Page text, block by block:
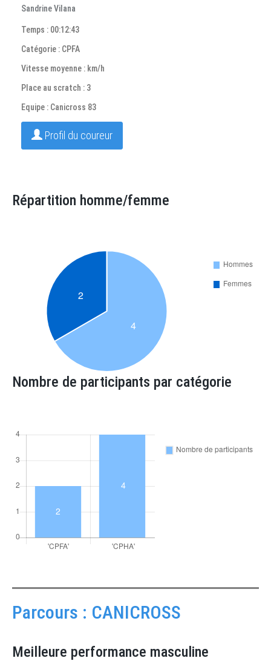
Sandrine Vilana
Temps : 00:12:43
Catégorie : CPFA
Vitesse moyenne : km/h
Place au scratch : 3
Equipe : Canicross 83
Profil du coureur
Répartition homme/femme
Nombre de participants par catégorie
Parcours : CANICROSS
Meilleure performance masculine